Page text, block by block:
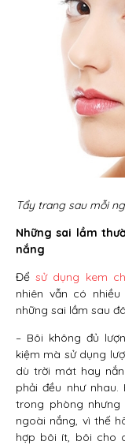
Tẩy trang sau mỗi
Những sai lầm
nắng
Đểsử dụng kem
nhiên vẫn có
những sai lầm sau
– Bôi không đủ
kiệm mà sử dụng
dù trời mát hay
phải đều như
trong phòng
ngoài nắng, vì thế
hợp bôi ít, bôi cho